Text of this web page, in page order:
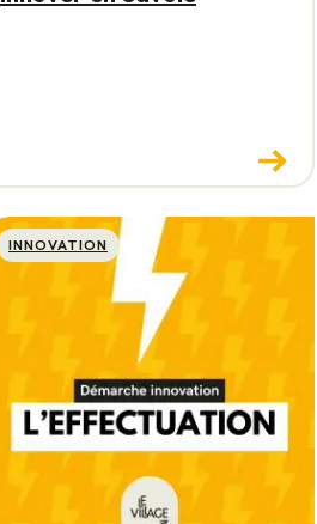
INNOVATION